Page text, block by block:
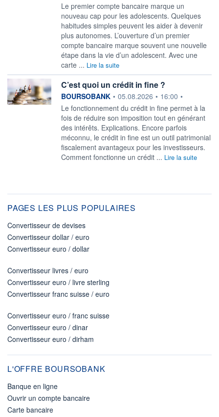
Le premier compte bancaire marque un
nouveau cap pour les adolescents. Quelques
habitudes simples peuvent les aider à devenir
plus autonomes. L’ouverture d’un premier
compte bancaire marque souvent une nouvelle
étape dans la vie d’un adolescent. Avec une
carte ... Lire la suite
C’est quoi un crédit in fine ?
information fournie par
BOURSOBANK • 05.08.2026 • 16:00 •
Le fonctionnement du crédit in fine permet à la
fois de réduire son imposition tout en générant
des intérêts. Explications. Encore parfois
méconnu, le crédit in fine est un outil patrimonial
fiscalement avantageux pour les investisseurs.
Comment fonctionne un crédit ... Lire la suite
PAGES LES PLUS POPULAIRES
Convertisseur de devises
Convertisseur dollar / euro
Convertisseur euro / dollar
Convertisseur livres / euro
Convertisseur euro / livre sterling
Convertisseur franc suisse / euro
Convertisseur euro / franc suisse
Convertisseur euro / dinar
Convertisseur euro / dirham
L'OFFRE BOURSOBANK
Banque en ligne
Ouvrir un compte bancaire
Carte bancaire